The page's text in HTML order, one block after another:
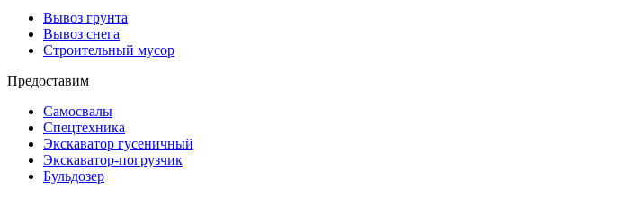
Вывоз грунта
Вывоз снега
Строительный мусор
Предоставим
Самосвалы
Спецтехника
Экскаватор гусеничный
Экскаватор-погрузчик
Бульдозер